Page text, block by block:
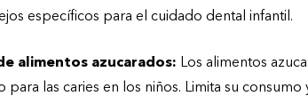
específicos para el cuidado dental infantil.
alimentos azucarados: Los alimentos
las caries en los niños. Limita su consumo